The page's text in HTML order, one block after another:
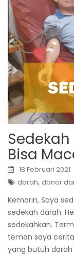
Bisa
18 Februari 2021
darah, donor
Kemarin, Saya
sedekah darah.
sedekahkan.
teman saya
yang butuh darah